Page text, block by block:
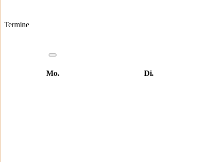
Termine
Mo. Di.